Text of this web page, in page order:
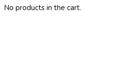
No products in the cart.